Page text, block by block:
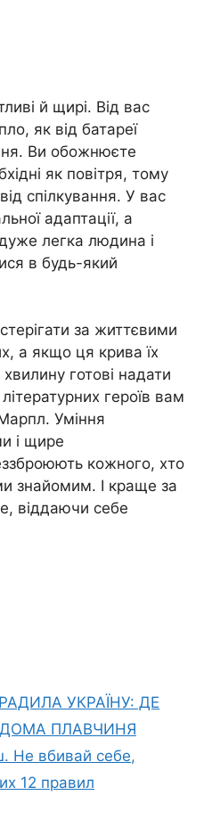
й щирі. Від вас
як від батареї
Ви обожнюєте
як повітря, тому
спілкування. У вас
адаптації, а
легка людина і
в будь-який
за життєвими
а якщо ця крива їх
готові надати
героїв вам
Уміння
і щире
кожного, хто
знайомим. І краще за
віддаючи себе
УКРАЇНУ: ДЕ
ПЛАВЧИНЯ
Не вбивай себе,
12 правил